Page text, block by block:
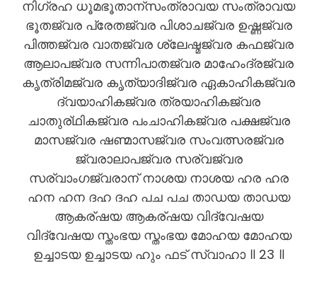
നിഗ്രഹ ധൂമഭൂതാന്സംത്രാവയ സംത്രാവയ
ഭൂതജ്വര പ്രേതജ്വര പിശാചജ്വര ഉഷ്ണജ്വര
പിത്തജ്വര വാതജ്വര ശ്ലേഷ്മജ്വര കഫജ്വര
ആലാപജ്വര സന്നിപാതജ്വര മാഹേംദ്രജ്വര
കൃത്രിമജ്വര കൃത്യാദിജ്വര ഏകാഹികജ്വര
ദ്വയാഹികജ്വര ത്രയാഹികജ്വര
ചാതുര്ഥികജ്വര പംചാഹികജ്വര പക്ഷജ്വര
മാസജ്വര ഷണ്മാസജ്വര സംവത്സരജ്വര
ജ്വരാലാപജ്വര സര്വജ്വര
സര്വാംഗജ്വരാന് നാശയ നാശയ ഹര ഹര
ഹന ഹന ദഹ ദഹ പച പച താഡയ താഡയ
ആകര്ഷയ ആകര്ഷയ വിദ്വേഷയ
വിദ്വേഷയ സ്തംഭയ സ്തംഭയ മോഹയ മോഹയ
ഉച്ചാടയ ഉച്ചാടയ ഹും ഫട് സ്വാഹാ ॥ 23 ॥